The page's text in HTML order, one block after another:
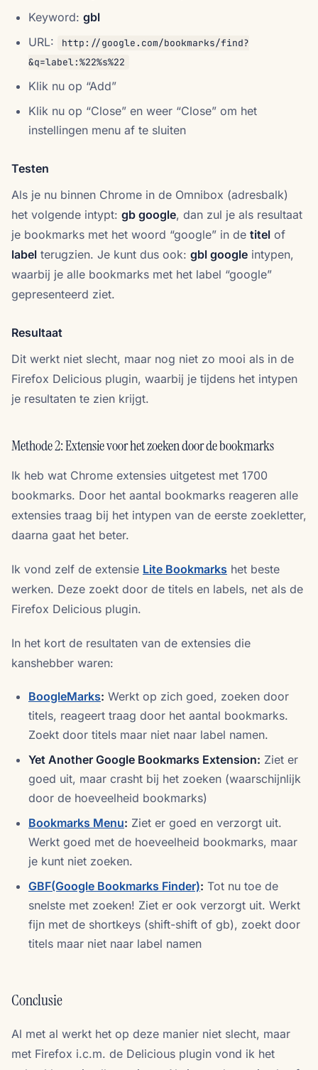
Keyword: gbl
URL:
http://google.com/bookmarks/find?
&q=label:%22%s%22
Klik nu op “Add”
Klik nu op “Close” en weer “Close” om het
instellingen menu af te sluiten
Testen
Als je nu binnen Chrome in de Omnibox (adresbalk)
het volgende intypt: gb google, dan zul je als resultaat
je bookmarks met het woord “google” in de titel of
label terugzien. Je kunt dus ook: gbl google intypen,
waarbij je alle bookmarks met het label “google”
gepresenteerd ziet.
Resultaat
Dit werkt niet slecht, maar nog niet zo mooi als in de
Firefox Delicious plugin, waarbij je tijdens het intypen
je resultaten te zien krijgt.
Methode 2: Extensie voor het zoeken door de bookmarks
Ik heb wat Chrome extensies uitgetest met 1700
bookmarks. Door het aantal bookmarks reageren alle
extensies traag bij het intypen van de eerste zoekletter,
daarna gaat het beter.
Ik vond zelf de extensie Lite Bookmarks het beste
werken. Deze zoekt door de titels en labels, net als de
Firefox Delicious plugin.
In het kort de resultaten van de extensies die
kanshebber waren:
BoogleMarks: Werkt op zich goed, zoeken door
titels, reageert traag door het aantal bookmarks.
Zoekt door titels maar niet naar label namen.
Yet Another Google Bookmarks Extension: Ziet er
goed uit, maar crasht bij het zoeken (waarschijnlijk
door de hoeveelheid bookmarks)
Bookmarks Menu: Ziet er goed en verzorgt uit.
Werkt goed met de hoeveelheid bookmarks, maar
je kunt niet zoeken.
GBF(Google Bookmarks Finder): Tot nu toe de
snelste met zoeken! Ziet er ook verzorgt uit. Werkt
fijn met de shortkeys (shift-shift of gb), zoekt door
titels maar niet naar label namen
Conclusie
Al met al werkt het op deze manier niet slecht, maar
met Firefox i.c.m. de Delicious plugin vond ik het